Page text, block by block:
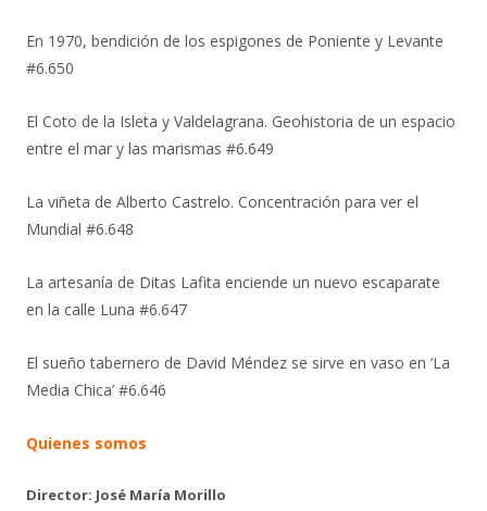
En 1970, bendición de los espigones de Poniente y Levante
#6.650
El Coto de la Isleta y Valdelagrana. Geohistoria de un espacio
entre el mar y las marismas #6.649
La viñeta de Alberto Castrelo. Concentración para ver el
Mundial #6.648
La artesanía de Ditas Lafita enciende un nuevo escaparate
en la calle Luna #6.647
El sueño tabernero de David Méndez se sirve en vaso en ‘La
Media Chica’ #6.646
Quienes somos
Director: José María Morillo